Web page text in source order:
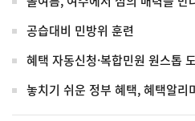
공습대비 민방위 훈련
혜택 자동신청·복합민원 원스톱
놓치기 쉬운 정부 혜택, 혜택알리